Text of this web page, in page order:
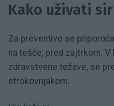
Kako uživati
Za preventivo se
na tešče, pred zajtrkom.
zdravstvene težave, se
strokovnjakom.